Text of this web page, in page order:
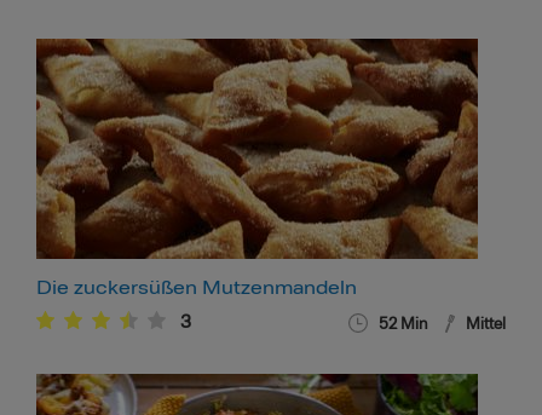
Die zuckersüßen Mutzenmandeln
3 52Min Mittel